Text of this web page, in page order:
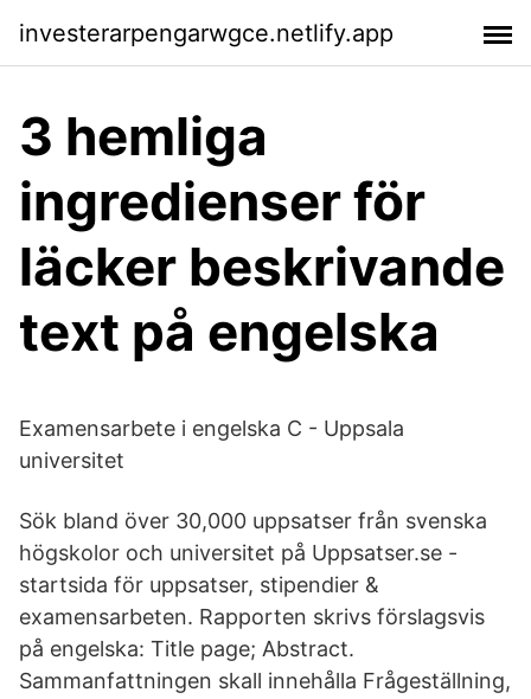
investerarpengarwgce.netlify.app
3 hemliga
ingredienser för
läcker beskrivande
text på engelska
Examensarbete i engelska C - Uppsala
universitet
Sök bland över 30,000 uppsatser från svenska
högskolor och universitet på Uppsatser.se -
startsida för uppsatser, stipendier &
examensarbeten. Rapporten skrivs förslagsvis
på engelska: Title page; Abstract.
Sammanfattningen skall innehålla Frågeställning,